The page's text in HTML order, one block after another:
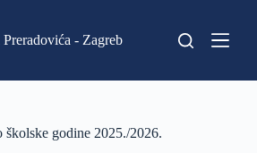
- Zagreb
godine 2025./2026.